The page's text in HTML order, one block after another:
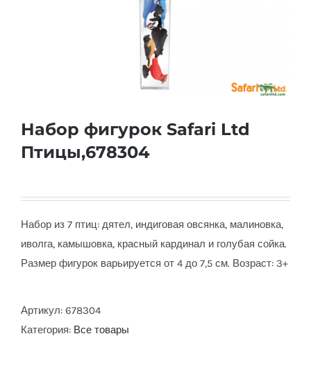
Набор фигурок Safari Ltd
Птицы,678304
Набор из 7 птиц: дятел, индиговая овсянка, малиновка,
иволга, камышовка, красный кардинал и голубая сойка.
Размер фигурок варьируется от 4 до 7,5 см. Возраст: 3+
Артикул: 678304
Категория: Все товары